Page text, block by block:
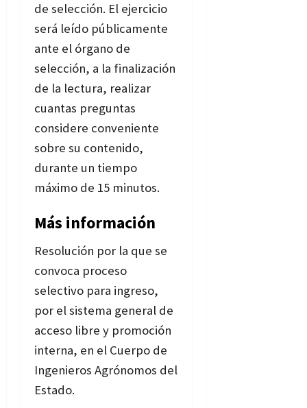
de selección. El ejercicio
será leído públicamente
ante el órgano de
selección, a la finalización
de la lectura, realizar
cuantas preguntas
considere conveniente
sobre su contenido,
durante un tiempo
máximo de 15 minutos.
Más información
Resolución por la que se
convoca proceso
selectivo para ingreso,
por el sistema general de
acceso libre y promoción
interna, en el Cuerpo de
Ingenieros Agrónomos del
Estado.